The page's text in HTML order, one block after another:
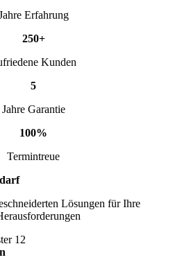
Erfahrung
250+
Kunden
5
Jahre Garantie
100%
Termintreue
Lösungen für Ihre